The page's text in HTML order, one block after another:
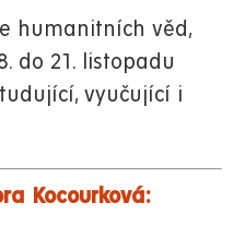
humanitních věd,
do 21. listopadu
vyučující i
Kocourková: